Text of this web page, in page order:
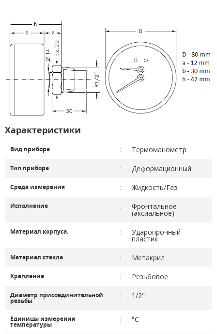
Характеристики
Вид прибора : Термоманометр
Тип прибора : Деформационный
Среда измерения : Жидкость/Газ
Исполнение : Фронтальное
(аксиальное)
Материал корпуса. : Ударопрочный
пластик
Материал стекла : Метакрил
Крепление : Резьбовое
Диаметр присоединительной
резьбы
: 1/2"
Единицы измерения
температуры
: °С